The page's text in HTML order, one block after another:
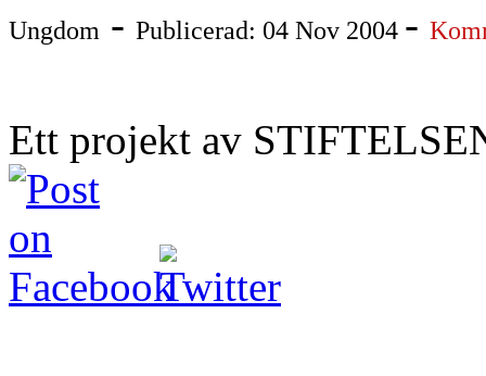
Ungdom - Publicerad: 04 Nov 2004 -
Ett projekt av